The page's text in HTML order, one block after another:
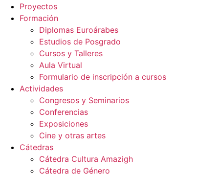
Proyectos
Formación
Diplomas Euroárabes
Estudios de Posgrado
Cursos y Talleres
Aula Virtual
Formulario de inscripción a cursos
Actividades
Congresos y Seminarios
Conferencias
Exposiciones
Cine y otras artes
Cátedras
Cátedra Cultura Amazigh
Cátedra de Género